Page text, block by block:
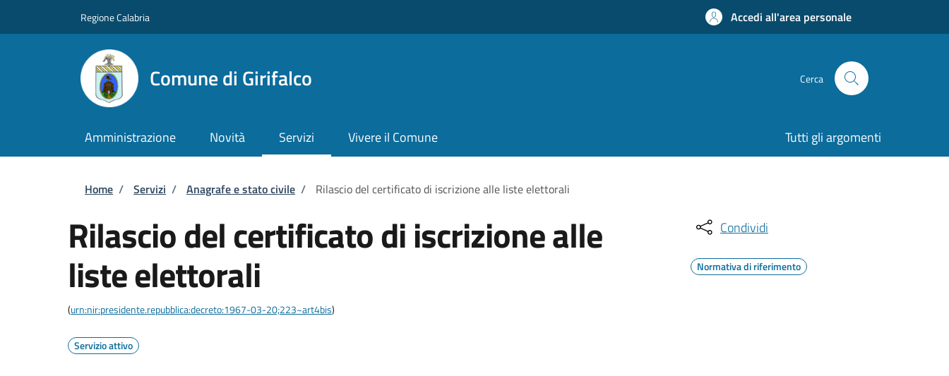
Regione Calabria Accedi all'area personale
Comune di Girifalco Cerca
Amministrazione Novità Servizi Vivere il Comune Tutti gli argomenti
Briciole di pane
Home / Servizi / Anagrafe e stato civile / Rilascio del certificato di iscrizione alle liste elettorali
Rilascio del certificato di iscrizione alle
liste elettorali
(urn:nir:presidente.repubblica:decreto:1967-03-20;223~art4bis)
Servizio attivo
Condividi
Normativa di riferimento